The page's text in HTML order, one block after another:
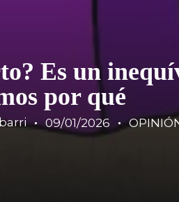
Es un
por qué
09/01/2026